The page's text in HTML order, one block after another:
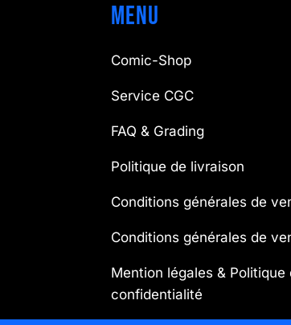
Menu
Comic-Shop
Service CGC
FAQ & Grading
Politique de livraison
Conditions générales de
Conditions générales de
Mention légales & Politique
confidentialité